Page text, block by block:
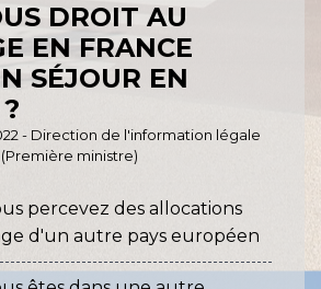
DROIT AU
EN FRANCE
SÉJOUR EN
- Direction de l'information légale
ministre)
percevez des allocations
d'un autre pays européen